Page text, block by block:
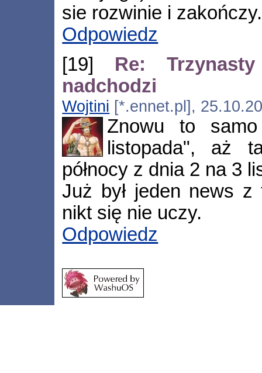
sie rozwinie i zakończy.
Odpowiedz
[19] Re:
nadchodzi
Wojtini [*.ennet.pl],
Znowu to
listopada", aż
północy z dnia 2 na 3
Już był jeden news z
nikt się nie uczy.
Odpowiedz